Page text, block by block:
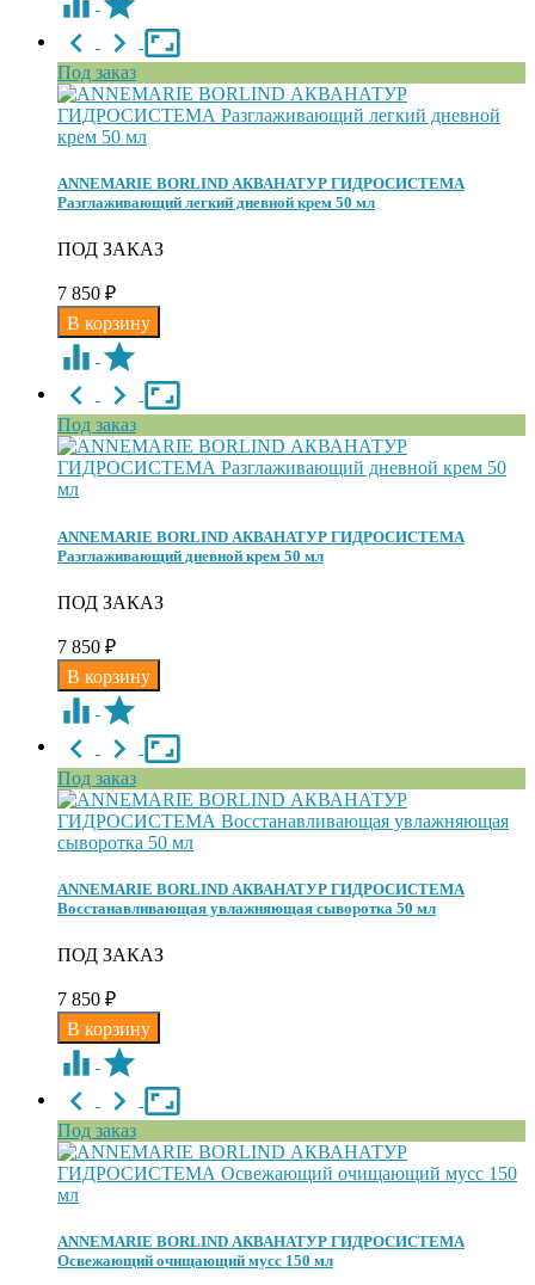
Под заказ
ANNEMARIE BORLIND АКВАНАТУР ГИДРОСИСТЕМА
Разглаживающий легкий дневной крем 50 мл
ПОД ЗАКАЗ
7 850 ₽
Под заказ
ANNEMARIE BORLIND АКВАНАТУР ГИДРОСИСТЕМА
Разглаживающий дневной крем 50 мл
ПОД ЗАКАЗ
7 850 ₽
Под заказ
ANNEMARIE BORLIND АКВАНАТУР ГИДРОСИСТЕМА
Восстанавливающая увлажняющая сыворотка 50 мл
ПОД ЗАКАЗ
7 850 ₽
Под заказ
ANNEMARIE BORLIND АКВАНАТУР ГИДРОСИСТЕМА
Освежающий очищающий мусс 150 мл